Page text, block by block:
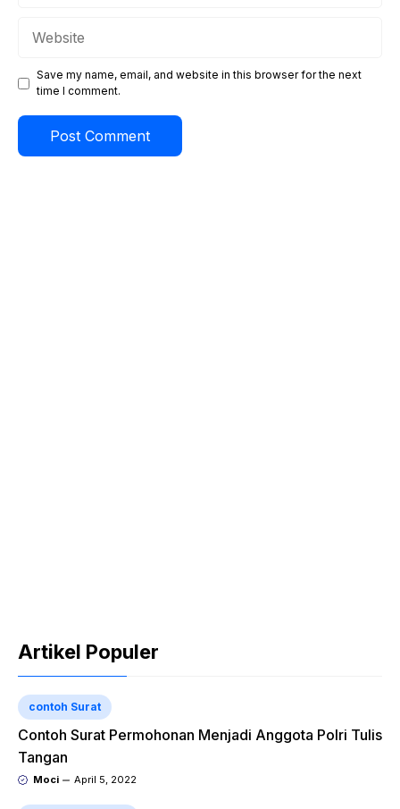
Save my name, email, and website in this browser for the next
time I comment.
Artikel Populer
contoh Surat
Contoh Surat Permohonan Menjadi Anggota Polri Tulis
Tangan
Moci April 5, 2022